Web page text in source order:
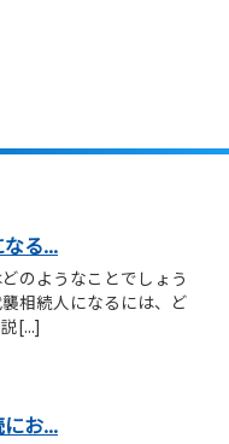
る...
のようなことでしょう
相続人になるには、ど
[...]
にお...